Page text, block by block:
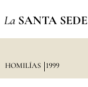
La SANTA SEDE
HOMILÍAS 1999